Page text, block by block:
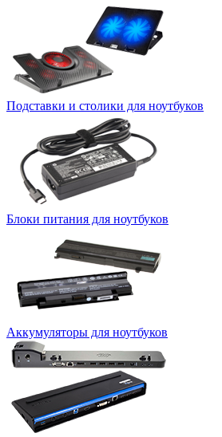
Подставки и столики для ноутбуков
Блоки питания для ноутбуков
Аккумуляторы для ноутбуков